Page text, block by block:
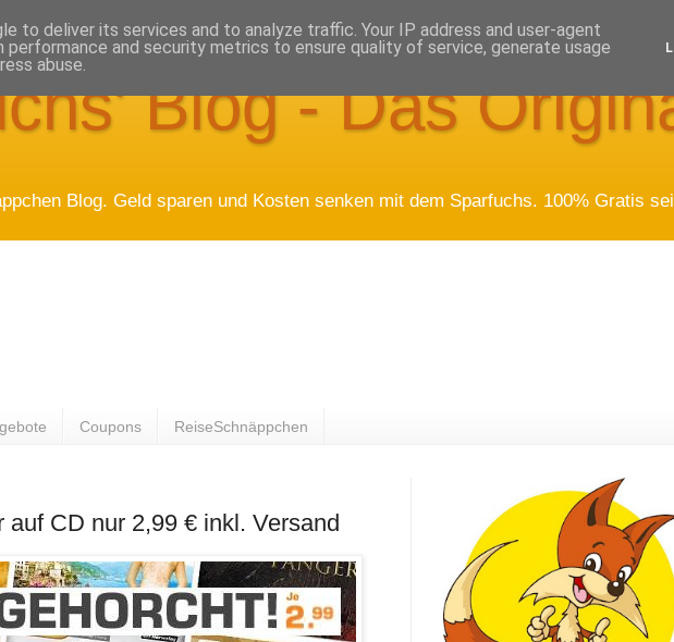
Blog - Das
Blog. Geld sparen und Kosten senken mit dem Sparfuchs. 100% Gratis
Coupons ReiseSchnäppchen
auf CD nur 2,99 € inkl. Versand
to deliver its services and to analyze traffic. Your IP address and user-agent
performance and security metrics to ensure quality of service, generate usage
abuse.